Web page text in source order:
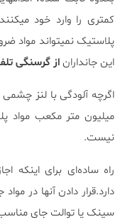
کمتری را وارد خود
پلاستیک نمیتواند مواد
این جانداراناز گرسنگی
میلیون متر مکعب مواد
نیست.
راه ساده‌ای برای اینکه
دارد.قرار دادن آنها در
سینک یا توالت جای